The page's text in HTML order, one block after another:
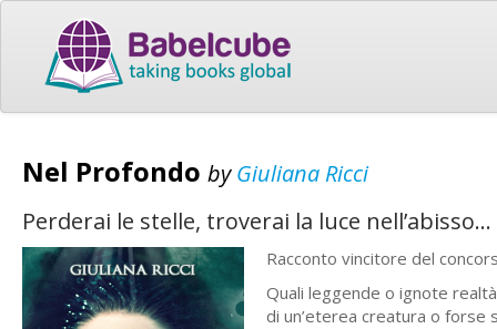
Nel Profondo byGiuliana Ricci
Perderai le stelle, troverai la luce nell’abisso…
Racconto vincitore del
Quali leggende o ignote
di un’eterea creatura o forse